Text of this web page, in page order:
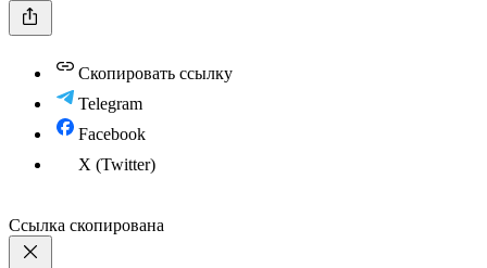
Скопировать ссылку
Telegram
Facebook
X (Twitter)
Ссылка скопирована